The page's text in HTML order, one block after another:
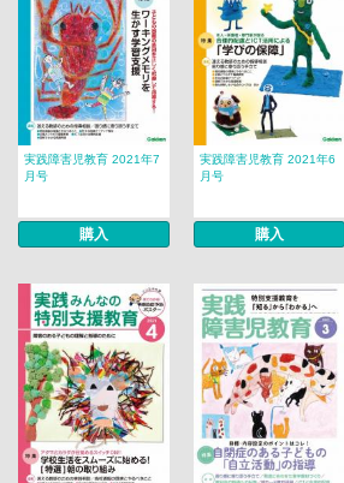
実践障害児教育 2021年7
月号
購入
実践障害児教育 2021年6
月号
購入